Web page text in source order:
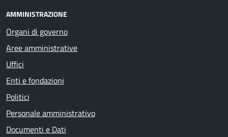
AMMINISTRAZIONE
Organi di governo
Aree amministrative
Uffici
Enti e fondazioni
Politici
Personale amministrativo
Documenti e Dati